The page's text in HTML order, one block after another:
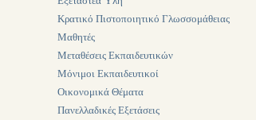
Κρατικό Πιστοποιητικό Γλωσσομάθειας
Μαθητές
Μεταθέσεις Εκπαιδευτικών
Μόνιμοι Εκπαιδευτικοί
Οικονομικά Θέματα
Πανελλαδικές Εξετάσεις